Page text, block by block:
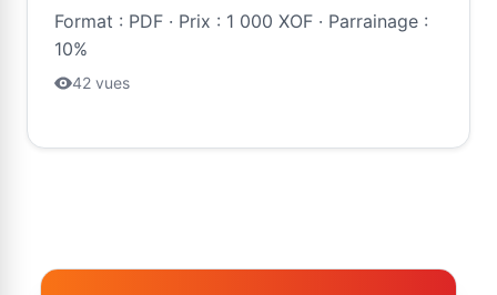
Format : PDF · Prix : 1 000 XOF · Parrainage :
10%
42 vues